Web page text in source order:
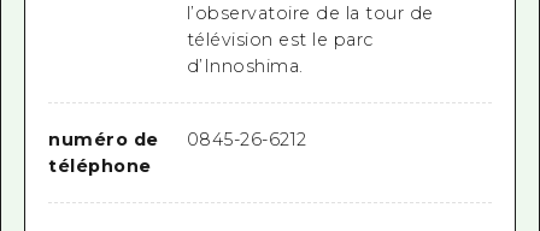
l’observatoire de la tour de
télévision est le parc
d’Innoshima.
numéro de
téléphone
0845-26-6212